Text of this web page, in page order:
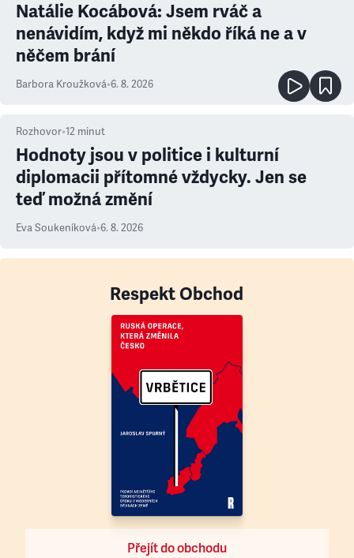
Natálie Kocábová: Jsem rváč a
nenávidím, když mi někdo říká ne a v
něčem brání
Barbora Kroužková•6. 8. 2026
Rozhovor•12 minut
Hodnoty jsou v politice i kulturní
diplomacii přítomné vždycky. Jen se
teď možná změní
Eva Soukeníková•6. 8. 2026
Respekt Obchod
Přejít do obchodu